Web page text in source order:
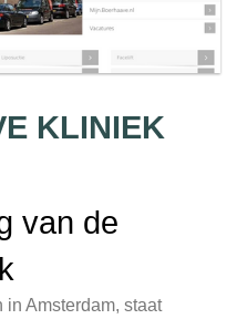
KLINIEK
van de
Amsterdam, staat